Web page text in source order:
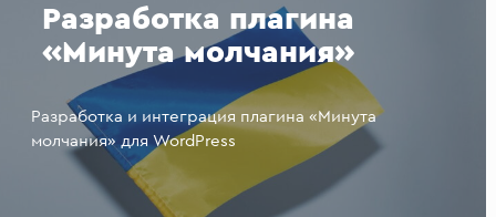
Разработка плагина
«Минута молчания»
Разработка и интеграция плагина «Минута
молчания» для WordPress